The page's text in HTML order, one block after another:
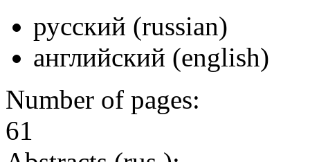
русский (russian)
английский (english)
Number of pages:
61